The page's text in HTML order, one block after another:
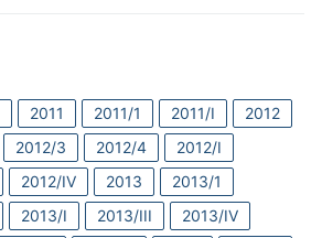
2011 2011/1 2011/I
2012
2012/3 2012/4
2012/I
2012/IV 2013
2013/1
2013/I 2013/III
2013/IV